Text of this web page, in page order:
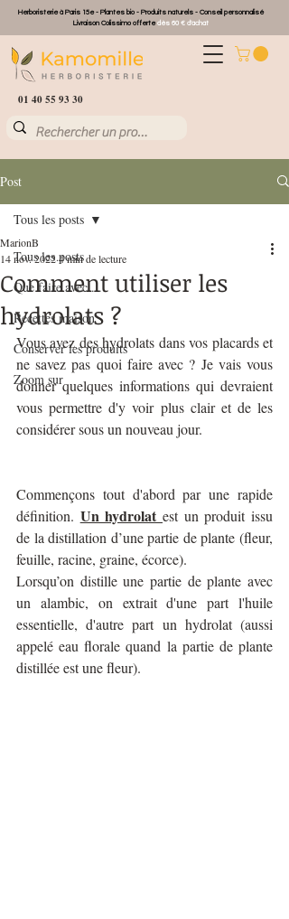
Herboristerie à Paris 15e - Plantes bio - Produits naturels - Conseil personnalisé
Livraison Colissimo offertedès 60 € d'achat
01 40 55 93 30
Post
Tous les posts
Que faire avec ...
Recettes maison
Conserver les produits
Zoom sur
Tous les posts
Comment utiliser les
hydrolats ?
MarionB
14 nov. 20224 min de lecture
Vous avez des hydrolats dans vos placards et
ne savez pas quoi faire avec ? Je vais vous
donner quelques informations qui devraient
vous permettre d'y voir plus clair et de les
considérer sous un nouveau jour.
Commençons tout d'abord par une rapide
définition. Un hydrolat est un produit issu
de la distillation d’une partie de plante (fleur,
feuille, racine, graine, écorce).
Lorsqu’on distille une partie de plante avec
un alambic, on extrait d'une part l'huile
essentielle, d'autre part un hydrolat (aussi
appelé eau florale quand la partie de plante
distillée est une fleur).